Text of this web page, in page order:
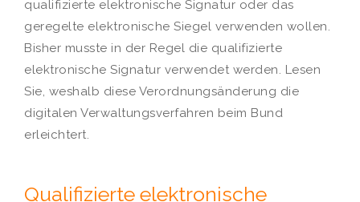
qualifizierte elektronische Signatur oder das
geregelte elektronische Siegel verwenden wollen.
Bisher musste in der Regel die qualifizierte
elektronische Signatur verwendet werden. Lesen
Sie, weshalb diese Verordnungsänderung die
digitalen Verwaltungsverfahren beim Bund
erleichtert.
Qualifizierte elektronische